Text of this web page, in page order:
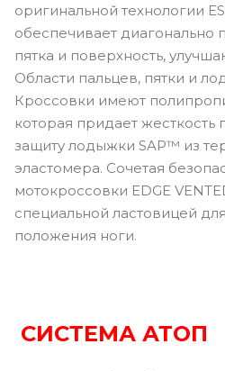
оригинальной технологии
обеспечивает диагонально
пятка и поверхность,
Области пальцев, пятки и
Кроссовки имеют
которая придает
защиту лодыжки SAP™ из
эластомера. Сочетая
мотокроссовки EDGE
специальной ластовицей
положения ноги.
СИСТЕМА АТОП